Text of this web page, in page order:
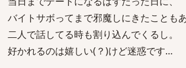
バイトサボってまで邪魔しにきたこともあ
二人で話してる時も割り込んでくるし。
好かれるのは嬉しい(？)けど迷惑です…